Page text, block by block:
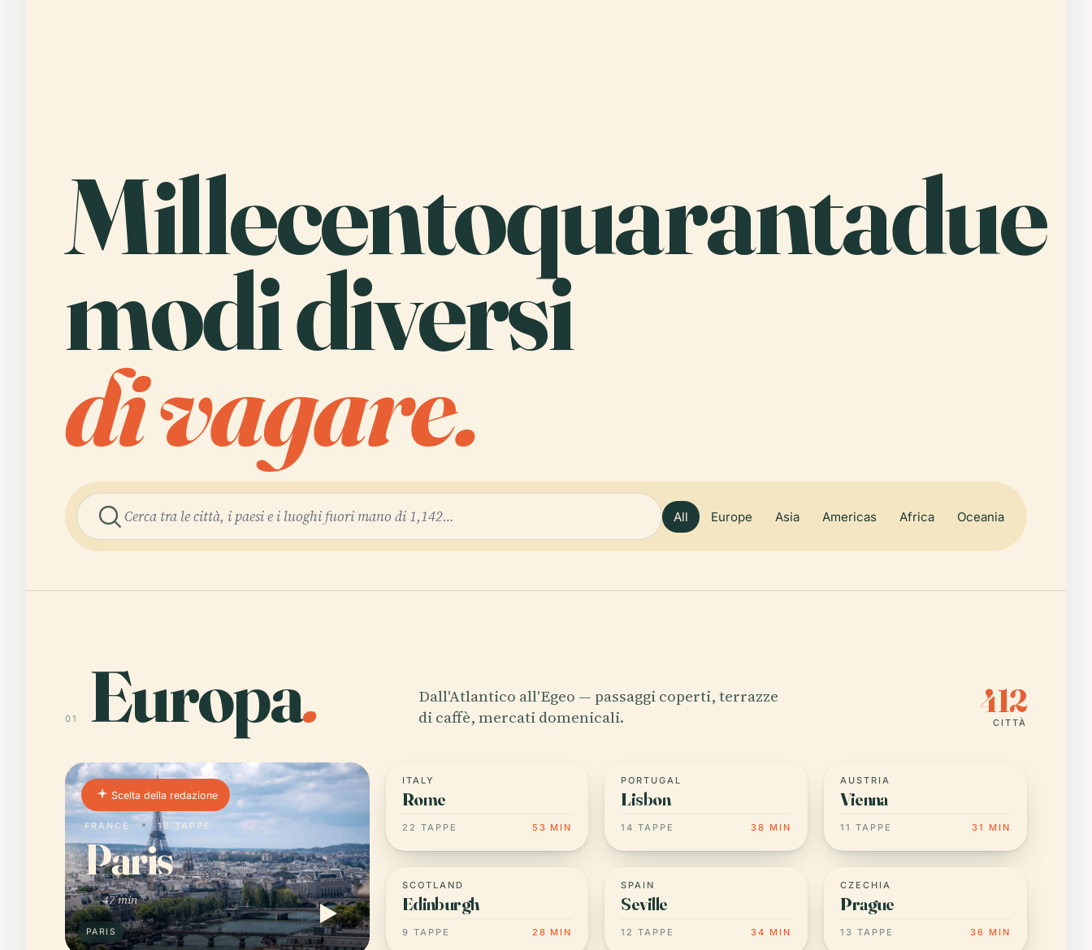
Millecentoquarantadue
modi diversi
di vagare.
All Europe Asia Americas Africa Oceania
01 Europa.
Dall'Atlantico all'Egeo — passaggi coperti, terrazze
di caffè, mercati domenicali.
412
CITTÀ
PARIS
Scelta della redazione
FRANCE 18 TAPPE
Paris
47 min
ITALY
Rome
22 TAPPE 53 MIN
PORTUGAL
Lisbon
14 TAPPE 38 MIN
AUSTRIA
Vienna
11 TAPPE 31 MIN
SCOTLAND
Edinburgh
9 TAPPE 28 MIN
SPAIN
Seville
12 TAPPE 34 MIN
CZECHIA
Prague
13 TAPPE 36 MIN